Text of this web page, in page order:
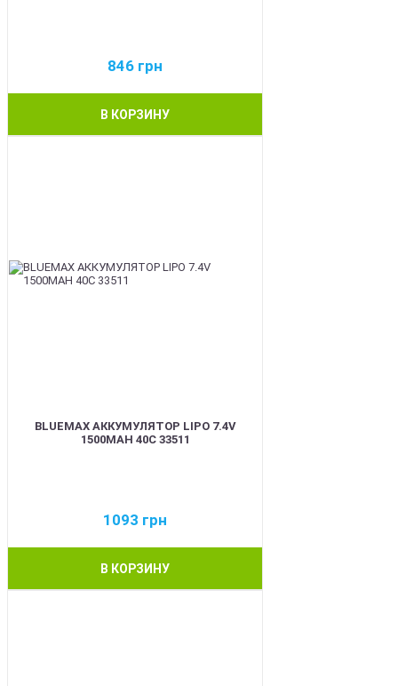
846 грн
В КОРЗИНУ
BLUEMAX АККУМУЛЯТОР LIPO 7.4V
1500MAH 40C 33511
1093 грн
В КОРЗИНУ